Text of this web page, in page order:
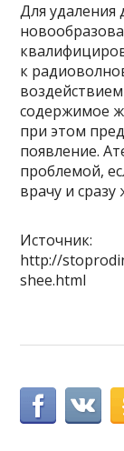
Для удаления
к
содержимое
при этом
появление.
проблемой,
врачу и сразу
Источник:
http://
shee.html